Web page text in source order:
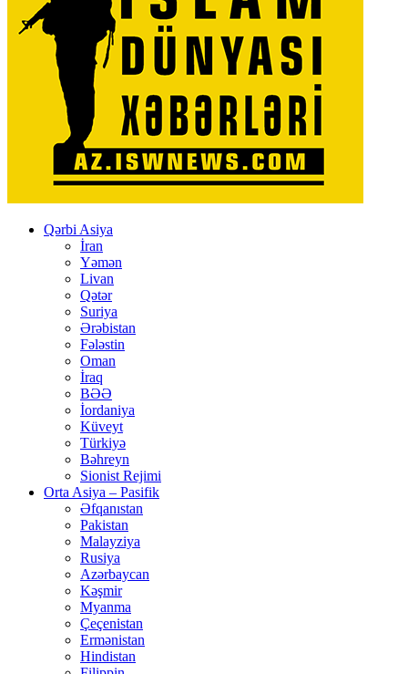
Qərbi Asiya
İran
Yəmən
Livan
Qətər
Suriya
Ərəbistan
Fələstin
Oman
İraq
BƏƏ
İordaniya
Küveyt
Türkiyə
Bəhreyn
Sionist Rejimi
Orta Asiya – Pasifik
Əfqanıstan
Pakistan
Malayziya
Rusiya
Azərbaycan
Kəşmir
Myanma
Çeçenistan
Ermənistan
Hindistan